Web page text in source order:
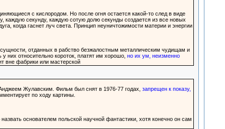
с кислородом. Но после огня остается какой-то след в виде
каждую секунду, каждую сотую долю секунды создается из все новых
когда гаснет луч света. Принцип неуничтожимости материи и энергии
отданных в рабство безжалостным металлическим чудищам и
них относительно короток, платят им хорошо, но их ум, неизменно
вне фабрики или мастерской
Жулавским. Фильм был снят в 1976-77 годах, запрещен к показу,
по ходу картины.
основателем польской научной фантастики, хотя конечно он сам